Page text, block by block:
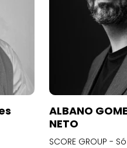
ALBANO
NETO
SCORE GROUP -